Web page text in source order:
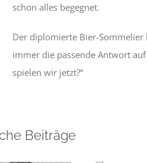
schon alles begegnet.
Der diplomierte Bier-
immer die passende Antwort
spielen wir jetzt?“
Beiträge